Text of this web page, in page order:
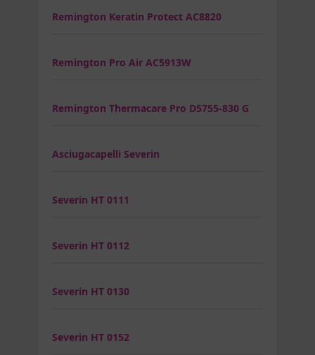
Remington Keratin Protect AC8820
Remington Pro Air AC5913W
Remington Thermacare Pro D5755-830 G
Asciugacapelli Severin
Severin HT 0111
Severin HT 0112
Severin HT 0130
Severin HT 0152